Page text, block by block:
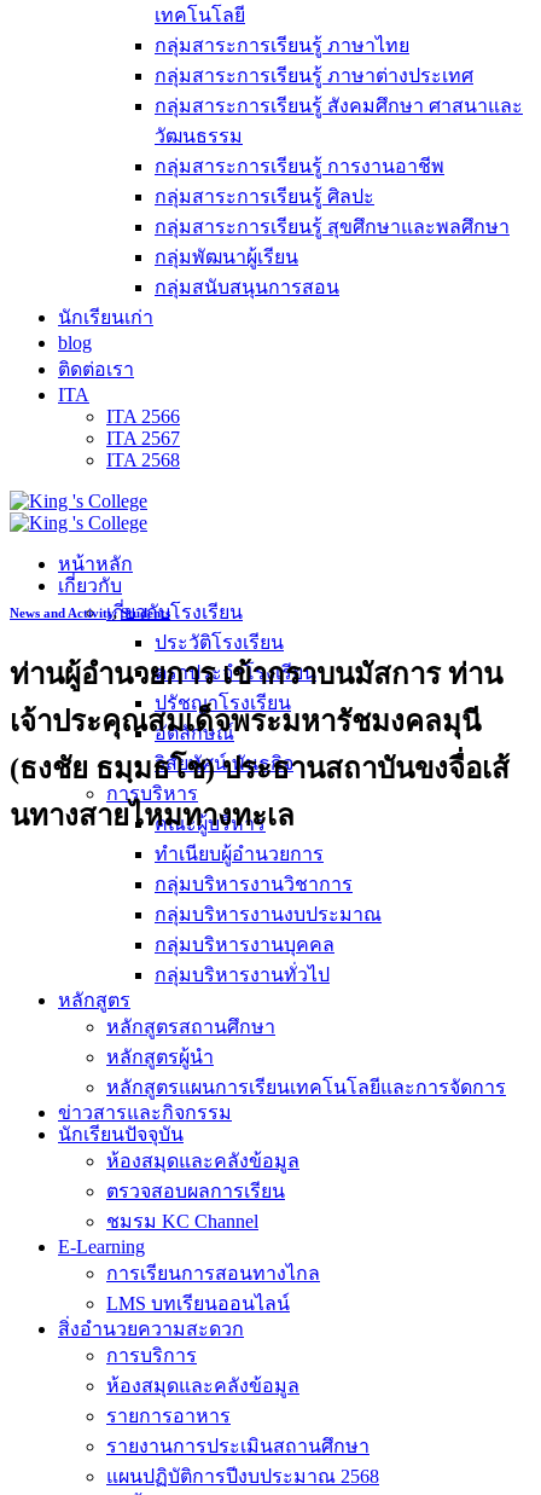
เทคโนโลยี
กลุ่มสาระการเรียนรู้ ภาษาไทย
กลุ่มสาระการเรียนรู้ ภาษาต่างประเทศ
กลุ่มสาระการเรียนรู้ สังคมศึกษา ศาสนาและ
วัฒนธรรม
กลุ่มสาระการเรียนรู้ การงานอาชีพ
กลุ่มสาระการเรียนรู้ ศิลปะ
กลุ่มสาระการเรียนรู้ สุขศึกษาและพลศึกษา
กลุ่มพัฒนาผู้เรียน
กลุ่มสนับสนุนการสอน
นักเรียนเก่า
blog
ติดต่อเรา
ITA
ITA 2566
ITA 2567
ITA 2568
หน้าหลัก
เกี่ยวกับ
เกี่ยวกับโรงเรียน
ประวัติโรงเรียน
ตราประจำโรงเรียน
ปรัชญาโรงเรียน
อัตลักษณ์
วิสัยทัศน์ พันธกิจ
การบริหาร
คณะผู้บริหาร
ทำเนียบผู้อำนวยการ
กลุ่มบริหารงานวิชาการ
กลุ่มบริหารงานงบประมาณ
กลุ่มบริหารงานบุคคล
กลุ่มบริหารงานทั่วไป
หลักสูตร
หลักสูตรสถานศึกษา
หลักสูตรผู้นำ
หลักสูตรแผนการเรียนเทคโนโลยีและการจัดการ
ข่าวสารและกิจกรรม
นักเรียนปัจจุบัน
ห้องสมุดและคลังข้อมูล
ตรวจสอบผลการเรียน
ชมรม KC Channel
E-Learning
การเรียนการสอนทางไกล
LMS บทเรียนออนไลน์
สิ่งอำนวยความสะดวก
การบริการ
ห้องสมุดและคลังข้อมูล
รายการอาหาร
รายงานการประเมินสถานศึกษา
แผนปฏิบัติการปีงบประมาณ 2568
News and Activity,Students
ท่านผู้อำนวยการ เข้ากราบนมัสการ ท่าน
เจ้าประคุณสมเด็จพระมหารัชมงคลมุนี
(ธงชัย ธมฺมธโช) ประธานสถาบันขงจื่อเส้
นทางสายไหมทางทะเล